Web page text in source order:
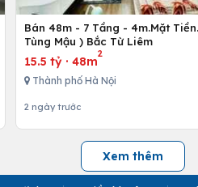
Bán 48m - 7 Tầng - 4m.Mặt
Tùng Mậu ) Bắc Từ Liêm
15.5 tỷ ·48m
2
Thành phố Hà Nội
2 ngày trước
Xem thêm